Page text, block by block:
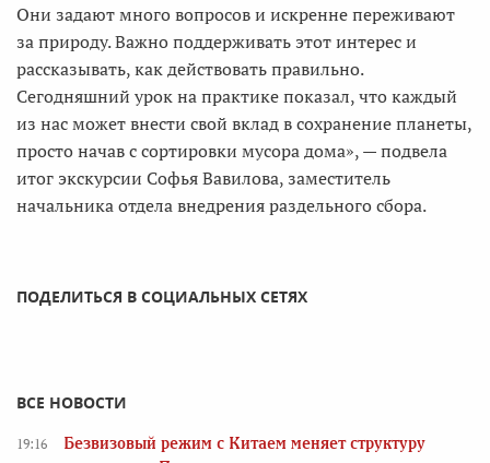
Они задают много вопросов и искренне переживают
за природу. Важно поддерживать этот интерес и
рассказывать, как действовать правильно.
Сегодняшний урок на практике показал, что каждый
из нас может внести свой вклад в сохранение планеты,
просто начав с сортировки мусора дома», — подвела
итог экскурсии Софья Вавилова, заместитель
начальника отдела внедрения раздельного сбора.
ПОДЕЛИТЬСЯ В СОЦИАЛЬНЫХ СЕТЯХ
ВСЕ НОВОСТИ
19:16
Безвизовый режим с Китаем меняет структуру